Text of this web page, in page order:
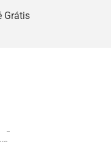
Grátis